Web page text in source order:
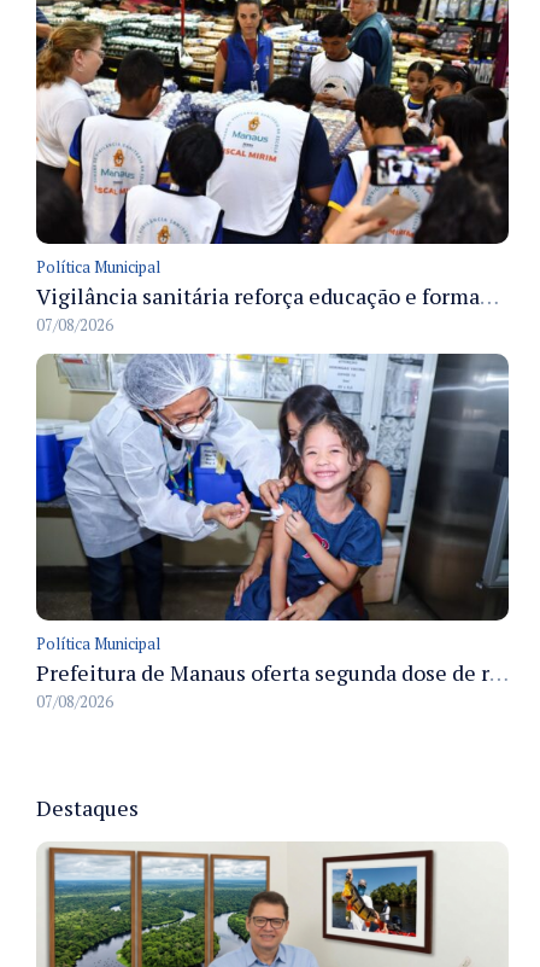
Política Municipal
Vigilância sanitária reforça educação e formação de médicos em Manaus na Semana da Vigilância 2026
07/08/2026
Política Municipal
Prefeitura de Manaus oferta segunda dose de reforço da vacina contra a poliomielite para crianças de 4 anos durante Campanha de Multivacinação 2026
07/08/2026
Destaques